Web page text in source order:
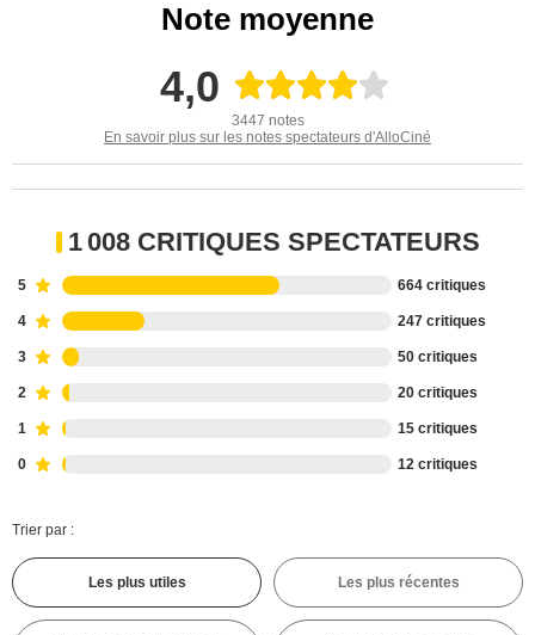
Note moyenne
4,0
3447 notes
En savoir plus sur les notes spectateurs d'AlloCiné
1 008 CRITIQUES SPECTATEURS
5 664 critiques
4 247 critiques
3 50 critiques
2 20 critiques
1 15 critiques
0 12 critiques
Trier par :
Les plus utiles Les plus récentes